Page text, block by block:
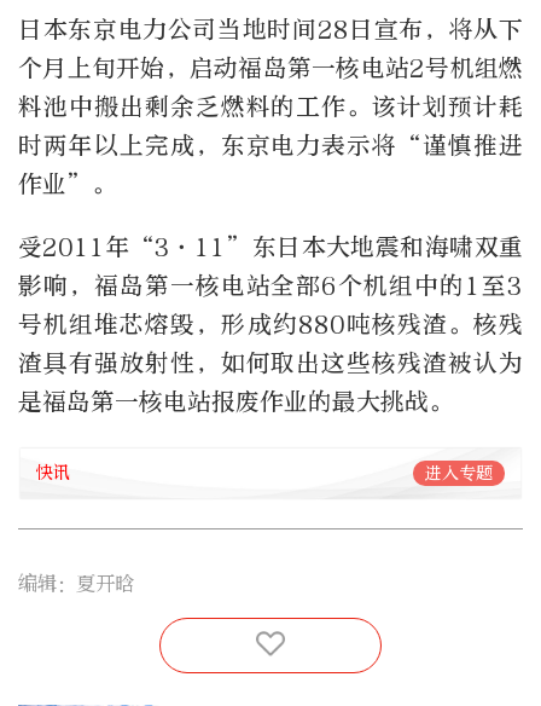
日本东京电力公司当地时间28日宣布，将从下
个月上旬开始，启动福岛第一核电站2号机组燃
料池中搬出剩余乏燃料的工作。该计划预计耗
时两年以上完成，东京电力表示将“谨慎推进
作业”。
受2011年“3·11”东日本大地震和海啸双重
影响，福岛第一核电站全部6个机组中的1至3
号机组堆芯熔毁，形成约880吨核残渣。核残
渣具有强放射性，如何取出这些核残渣被认为
是福岛第一核电站报废作业的最大挑战。
快讯 进入专题
编辑：夏开晗